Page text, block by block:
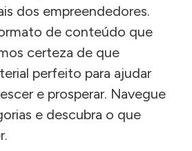
dos empreendedores.
de conteúdo que
certeza de que
perfeito para ajudar
e prosperar. Navegue
e descubra o que